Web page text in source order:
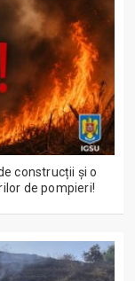
construcții și o
de pompieri!